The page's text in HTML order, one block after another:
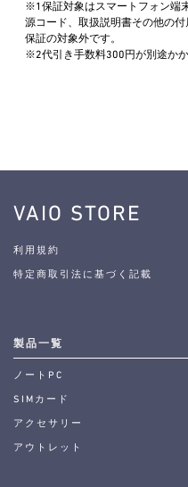
※1保証対象はスマートフォン端
源コード、取扱説明書その他の
保証の対象外です。
※2代引き手数料300円が別途かか
VAIO STORE
利用規約
特定商取引法に基づく記載
製品一覧
ノートPC
SIMカード
アクセサリー
アウトレット